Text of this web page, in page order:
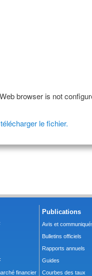
browser is not
le fichier.
financier
Publications
Avis et
Bulletins officiels
Rapports annuels
Guides
Courbes des taux